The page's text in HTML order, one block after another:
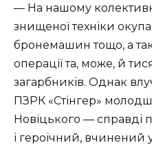
— На нашому
знищеної техніки
бронемашин тощо, а
операції та, може, й
загарбників. Однак
ПЗРК «Стінгер»
Новіцького — справді
і героїчний, вчинений